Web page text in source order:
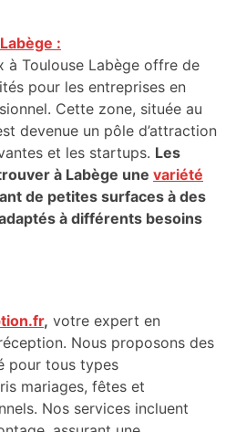
:
à Toulouse Labège offre de
pour les entreprises en
Cette zone, située au
devenue un pôle d’attraction
et les startups. Les
à Labège une variété
de petites surfaces à des
à différents besoins
, votre expert en
Nous proposons des
pour tous types
mariages, fêtes et
Nos services incluent